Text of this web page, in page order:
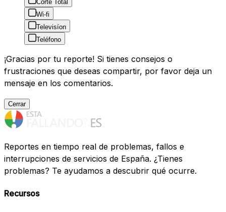
Corte Total
Wi-fi
Televisíon
Teléfono
¡Gracias por tu reporte! Si tienes consejos o
frustraciones que deseas compartir, por favor deja un
mensaje en los comentarios.
Cerrar
Reportes en tiempo real de problemas, fallos e
interrupciones de servicios de España. ¿Tienes
problemas? Te ayudamos a descubrir qué ocurre.
Recursos